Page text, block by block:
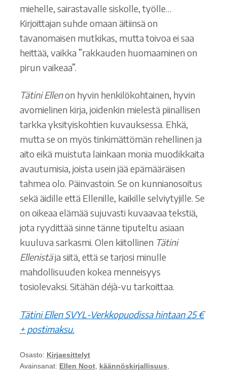
miehelle, sairastavalle siskolle, työlle…
Kirjoittajan suhde omaan äitiinsä on
tavanomaisen mutkikas, mutta toivoa ei saa
heittää, vaikka ”rakkauden huomaaminen on
pirun vaikeaa”.
Tätini Ellenon hyvin henkilökohtainen, hyvin
avomielinen kirja, joidenkin mielestä piinallisen
tarkka yksityiskohtien kuvauksessa. Ehkä,
mutta se on myös tinkimättömän rehellinen ja
aito eikä muistuta lainkaan monia muodikkaita
avautumisia, joista usein jää epämääräisen
tahmea olo. Päinvastoin. Se on kunnianosoitus
sekä äidille että Ellenille, kaikille selviytyjille. Se
on oikeaa elämää sujuvasti kuvaavaa tekstiä,
jota ryydittää sinne tänne tiputeltu asiaan
kuuluva sarkasmi. Olen kiitollinen Tätini
Ellenistäja siitä, että se tarjosi minulle
mahdollisuuden kokea menneisyys
tosiolevaksi. Sitähän déjà-vu tarkoittaa.
Tätini Ellen SVYL-Verkkopuodissa hintaan 25 €
+ postimaksu.
Osasto: Kirjaesittelyt
Avainsanat: Ellen Noot, käännöskirjallisuus